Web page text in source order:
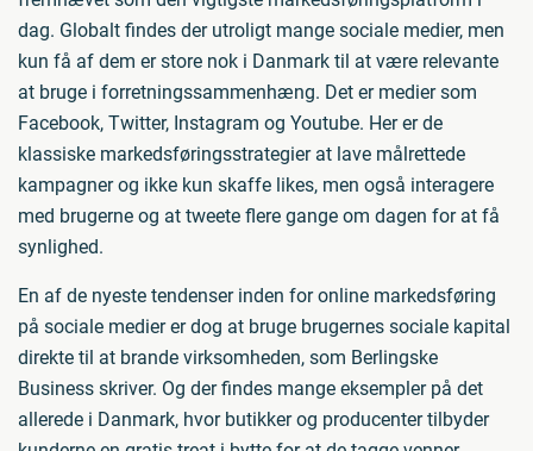
dag. Globalt findes der utroligt mange sociale medier, men
kun få af dem er store nok i Danmark til at være relevante
at bruge i forretningssammenhæng. Det er medier som
Facebook, Twitter, Instagram og Youtube. Her er de
klassiske markedsføringsstrategier at lave målrettede
kampagner og ikke kun skaffe likes, men også interagere
med brugerne og at tweete flere gange om dagen for at få
synlighed.
En af de nyeste tendenser inden for online markedsføring
på sociale medier er dog at bruge brugernes sociale kapital
direkte til at brande virksomheden, som Berlingske
Business skriver. Og der findes mange eksempler på det
allerede i Danmark, hvor butikker og producenter tilbyder